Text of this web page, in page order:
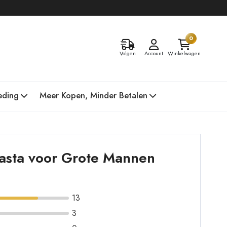
Volgen Account
0
Winkelwagen
Meer Kopen, Minder Betalen
voor Grote Mannen
13
3